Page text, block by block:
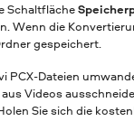
Schaltfläche
Wenn die
gespeichert.
PCX-Dateien
Videos
Sie sich die